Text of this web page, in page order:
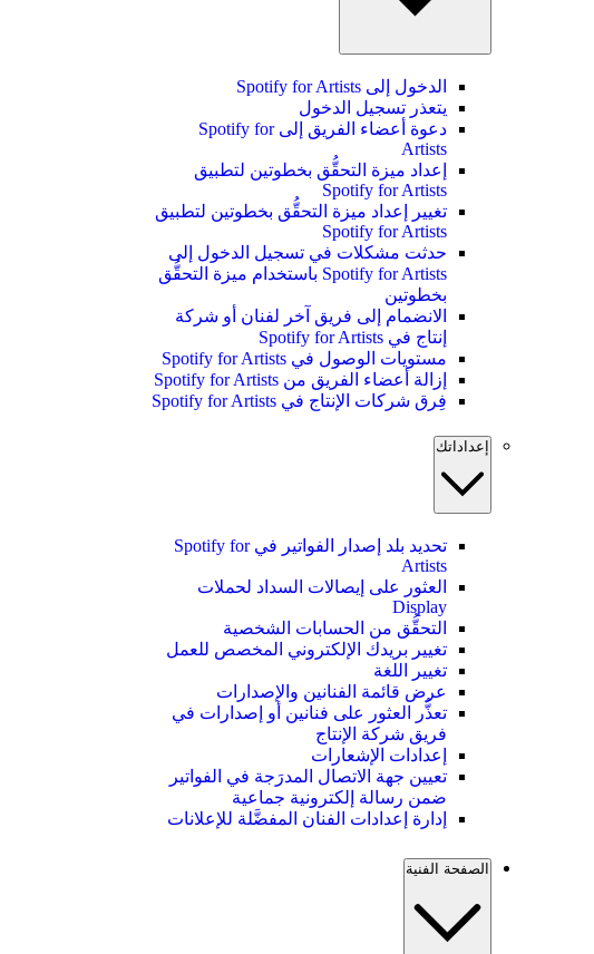
الدخول إلى Spotify for Artists
يتعذر تسجيل الدخول
دعوة أعضاء الفريق إلى Spotify for
Artists
إعداد ميزة التحقُّق بخطوتين لتطبيق
Spotify for Artists
تغيير إعداد ميزة التحقُّق بخطوتين لتطبيق
Spotify for Artists
حدثت مشكلات في تسجيل الدخول إلى
Spotify for Artists باستخدام ميزة التحقُّق
بخطوتين
الانضمام إلى فريق آخر لفنان أو شركة
إنتاج في Spotify for Artists
مستويات الوصول في Spotify for Artists
إزالة أعضاء الفريق من Spotify for Artists
فِرق شركات الإنتاج في Spotify for Artists
إعداداتك
تحديد بلد إصدار الفواتير في Spotify for
Artists
العثور على إيصالات السداد لحملات
Display
التحقُّق من الحسابات الشخصية
تغيير بريدك الإلكتروني المخصص للعمل
تغيير اللغة
عرض قائمة الفنانين والإصدارات
تعذُّر العثور على فنانين أو إصدارات في
فريق شركة الإنتاج
إعدادات الإشعارات
تعيين جهة الاتصال المدرَجة في الفواتير
ضمن رسالة إلكترونية جماعية
إدارة إعدادات الفنان المفضَّلة للإعلانات
الصفحة الفنية